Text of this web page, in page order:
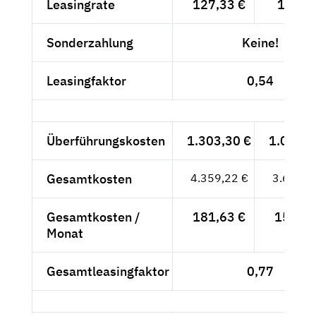
Leasingrate 127,33 €
Sonderzahlung Keine!
Leasingfaktor 0,54
Überführungskosten 1.303,30 €
Gesamtkosten 4.359,22 €
Gesamtkosten /
Monat
181,63 €
Gesamtleasingfaktor 0,77